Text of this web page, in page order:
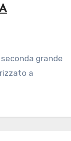
seconda grande
a